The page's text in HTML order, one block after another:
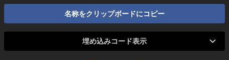
名称をクリップボードにコピー
埋め込みコード表示